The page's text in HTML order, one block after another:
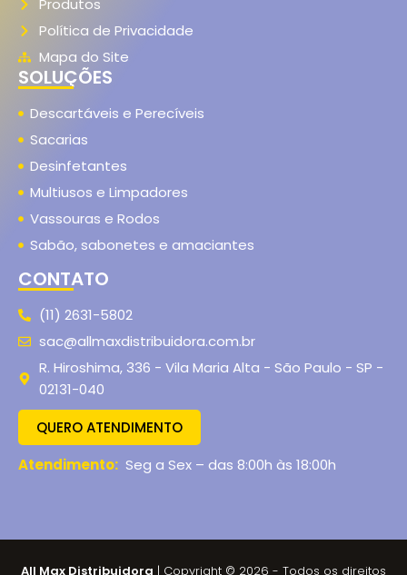
Produtos
Política de Privacidade
Mapa do Site
SOLUÇÕES
Descartáveis e Perecíveis
Sacarias
Desinfetantes
Multiusos e Limpadores
Vassouras e Rodos
Sabão, sabonetes e amaciantes
CONTATO
(11) 2631-5802
sac@allmaxdistribuidora.com.br
R. Hiroshima, 336 - Vila Maria Alta - São Paulo - SP -
02131-040
QUERO ATENDIMENTO
Atendimento: Seg a Sex – das 8:00h às 18:00h
All Max Distribuidora | Copyright © 2026 - Todos os direitos